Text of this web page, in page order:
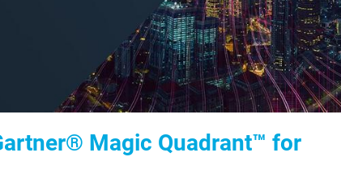
Magic Quadrant™ for